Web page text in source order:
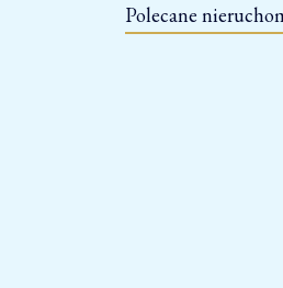
Polecane